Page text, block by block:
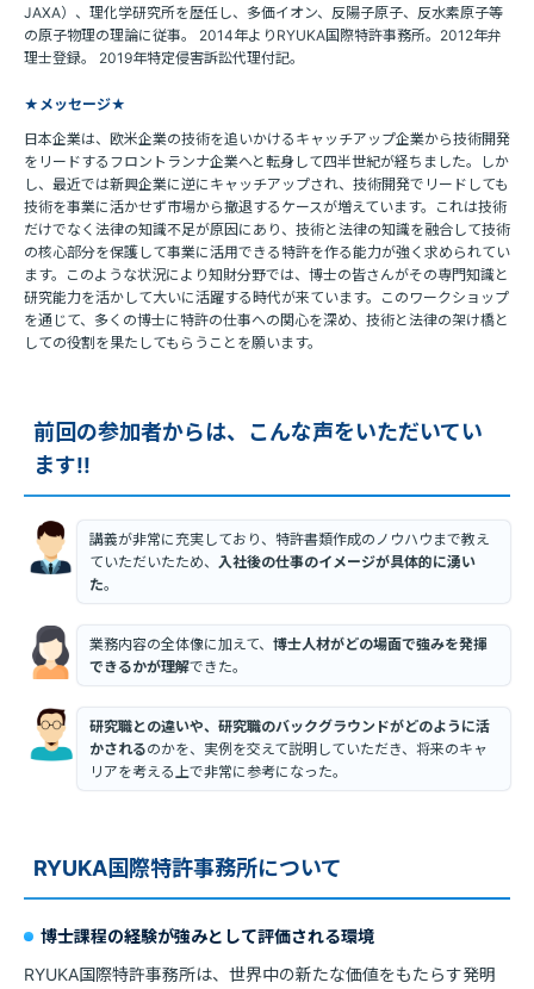
JAXA）、理化学研究所を歴任し、多価イオン、反陽子原子、反水素原子等
の原子物理の理論に従事。 2014年よりRYUKA国際特許事務所。2012年弁
理士登録。 2019年特定侵害訴訟代理付記。
★メッセージ★
日本企業は、欧米企業の技術を追いかけるキャッチアップ企業から技術開発
をリードするフロントランナ企業へと転身して四半世紀が経ちました。しか
し、最近では新興企業に逆にキャッチアップされ、技術開発でリードしても
技術を事業に活かせず市場から撤退するケースが増えています。これは技術
だけでなく法律の知識不足が原因にあり、技術と法律の知識を融合して技術
の核心部分を保護して事業に活用できる特許を作る能力が強く求められてい
ます。このような状況により知財分野では、博士の皆さんがその専門知識と
研究能力を活かして大いに活躍する時代が来ています。このワークショップ
を通じて、多くの博士に特許の仕事への関心を深め、技術と法律の架け橋と
しての役割を果たしてもらうことを願います。
前回の参加者からは、こんな声をいただいてい
ます!!
講義が非常に充実しており、特許書類作成のノウハウまで教え
ていただいたため、
入社後の仕事のイメージが具体的に湧い
た。
業務内容の全体像に加えて、 博士人材がどの場面で強みを発揮
できるかが理解できた。
研究職との違いや、研究職のバックグラウンドがどのように活
かされるのかを、実例を交えて説明していただき、将来のキャ
リアを考える上で非常に参考になった。
RYUKA国際特許事務所について
博士課程の経験が強みとして評価される環境
RYUKA国際特許事務所は、世界中の新たな価値をもたらす発明